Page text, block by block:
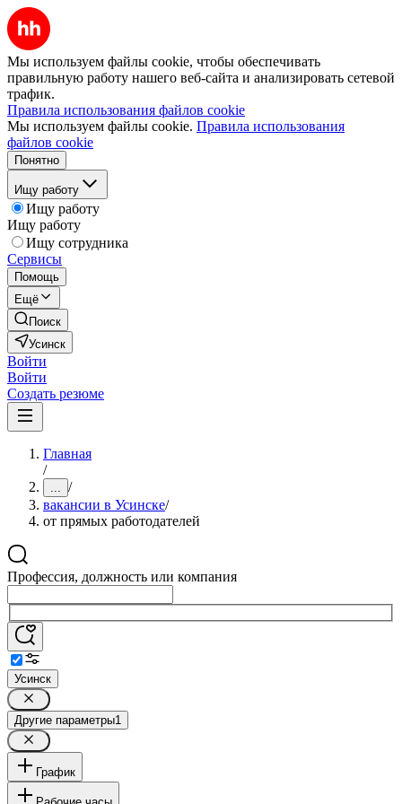
Мы используем файлы cookie, чтобы обеспечивать
правильную работу нашего веб-сайта и анализировать сетевой
трафик.
Правила использования файлов cookie
Мы используем файлы cookie. Правила использования
файлов cookie
Понятно
Ищу работу
Ищу работу
Ищу работу
Ищу сотрудника
Сервисы
Помощь
Ещё
Поиск
Усинск
Войти
Войти
Создать резюме
Главная
/
... /
вакансии в Усинске/
от прямых работодателей
Профессия, должность или компания
Усинск
Другие параметры1
График